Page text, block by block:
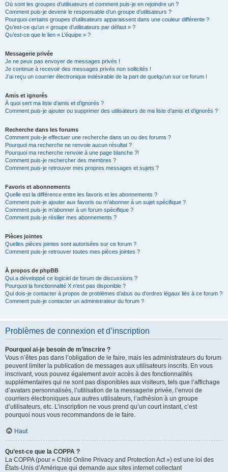
Où sont les groupes d’utilisateurs et comment puis-je en rejoindre un ?
Comment puis-je devenir le responsable d’un groupe d’utilisateurs ?
Pourquoi certains groupes d’utilisateurs apparaissent dans une couleur différente ?
Qu’est-ce qu’un « groupe d’utilisateurs par défaut » ?
Qu’est-ce que le lien « L’équipe » ?
Messagerie privée
Je ne peux pas envoyer de messages privés !
Je continue à recevoir des messages privés non sollicités !
J’ai reçu un courrier électronique indésirable de la part de quelqu’un sur ce forum !
Amis et ignorés
À quoi sert ma liste d’amis et d’ignorés ?
Comment puis-je ajouter ou supprimer des utilisateurs de ma liste d’amis et d’ignorés ?
Recherche dans les forums
Comment puis-je effectuer une recherche dans un ou des forums ?
Pourquoi ma recherche ne renvoie aucun résultat ?
Pourquoi ma recherche renvoie à une page blanche ?!
Comment puis-je rechercher des membres ?
Comment puis-je retrouver mes propres messages et sujets ?
Favoris et abonnements
Quelle est la différence entre les favoris et les abonnements ?
Comment puis-je ajouter aux favoris ou m’abonner à un sujet spécifique ?
Comment puis-je m’abonner à un forum spécifique ?
Comment puis-je résilier mes abonnements ?
Pièces jointes
Quelles pièces jointes sont autorisées sur ce forum ?
Comment puis-je retrouver toutes mes pièces jointes ?
À propos de phpBB
Qui a développé ce logiciel de forum de discussions ?
Pourquoi la fonctionnalité X n’est pas disponible ?
Qui dois-je contacter à propos de problèmes d’abus ou d’ordres légaux liés à ce forum ?
Comment puis-je contacter un administrateur du forum ?
Problèmes de connexion et d’inscription
Pourquoi ai-je besoin de m’inscrire ?
Vous n’êtes pas dans l’obligation de le faire, mais les administrateurs du forum
peuvent limiter la publication de messages aux utilisateurs inscrits. En vous
inscrivant, vous pouvez également avoir accès à des fonctionnalités
supplémentaires qui ne sont pas disponibles aux visiteurs, tels que l’affichage
d’avatars personnalisés, l’utilisation de la messagerie privée, l’envoi de
courriers électroniques aux autres utilisateurs, l’adhésion à un groupe
d’utilisateurs, etc. L’inscription ne vous prend qu’un court instant, c’est
pourquoi nous vous recommandons de le faire.
Haut
Qu’est-ce que la COPPA ?
La COPPA (pour « Child Online Privacy and Protection Act ») est une loi des
États-Unis d’Amérique qui demande aux sites internet collectant